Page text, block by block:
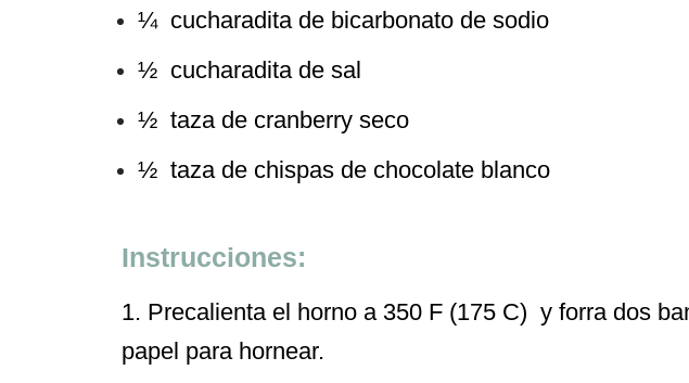
¼ cucharadita de bicarbonato de sodio
½ cucharadita de sal
½ taza de cranberry seco
½ taza de chispas de chocolate blanco
Instrucciones:
1. Precalienta el horno a 350 F (175 C) y forra dos
papel para hornear.